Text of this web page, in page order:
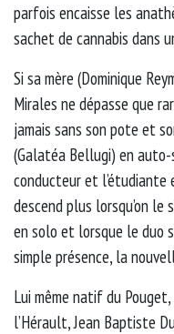
parfois encaisse les
sachet de cannabis dans
Si sa mère (Dominique
Mirales ne dépasse que
jamais sans son pote et
(Galatéa Bellugi) en auto-
conducteur et l’étudiante
descend plus lorsqu’on
en solo et lorsque le duo
simple présence, la
Lui même natif du
l’Hérault, Jean Baptiste